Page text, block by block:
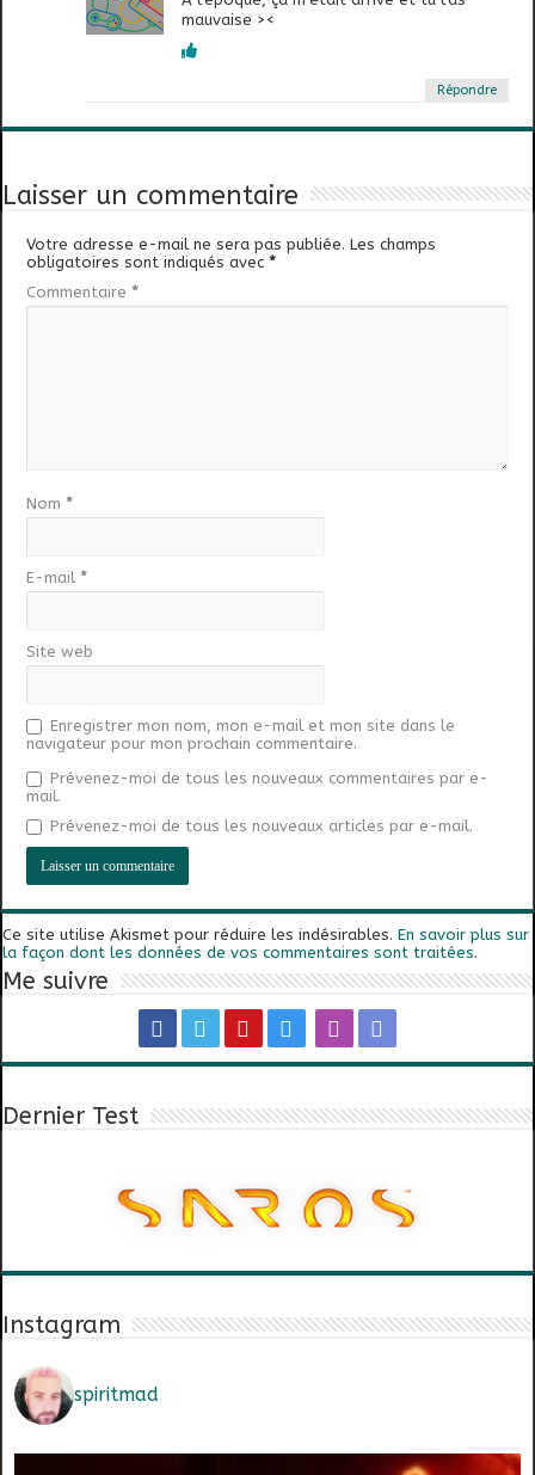
mauvaise ><
Répondre
Laisser un commentaire
Votre adresse e-mail ne sera pas publiée. Les champs
obligatoires sont indiqués avec*
Commentaire *
Nom *
E-mail *
Site web
Enregistrer mon nom, mon e-mail et mon site dans le
navigateur pour mon prochain commentaire.
Prévenez-moi de tous les nouveaux commentaires par e-
mail.
Prévenez-moi de tous les nouveaux articles par e-mail.
Ce site utilise Akismet pour réduire les indésirables.En savoir plus sur
la façon dont les données de vos commentaires sont traitées.
Me suivre
Dernier Test
Instagram
spiritmad